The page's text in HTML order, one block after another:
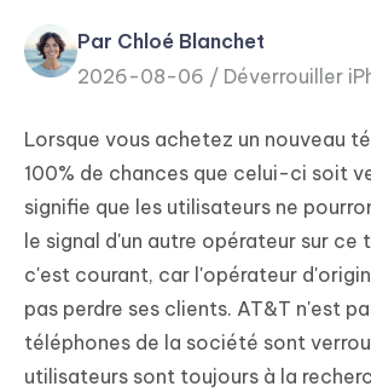
PDNob
PDF
New
iAnyGo
Par Chloé Blanchet
2026-08-06 / Déverrouiller
Lorsque vous achetez un nouveau
100% de chances que celui-ci soit
signifie que les utilisateurs ne
le signal d'un autre opérateur sur ce
c'est courant, car l'opérateur
pas perdre ses clients. AT&T n'est
téléphones de la société sont
utilisateurs sont toujours à la